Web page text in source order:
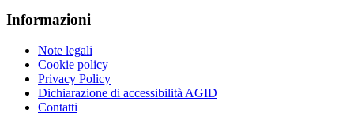
Informazioni
Note legali
Cookie policy
Privacy Policy
Dichiarazione di accessibilità AGID
Contatti